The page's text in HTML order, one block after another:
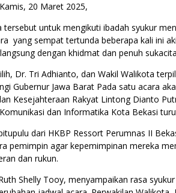
20 Maret 2025,
tersebut untuk mengikuti ibadah syukur
yang sempat tertunda beberapa kali ini
dengan khidmat dan penuh
Dr. Tri Adhianto, dan Wakil Walikota
Gubernur Jawa Barat Pada satu acara
Kesejahteraan Rakyat Lintong Dianto
dan Informatika Kota Bekasi
dari HKBP Ressort Perumnas II
pemimpin agar kepemimpinan mereka
dan rukun.
Shelly Tooy, menyampaikan rasa